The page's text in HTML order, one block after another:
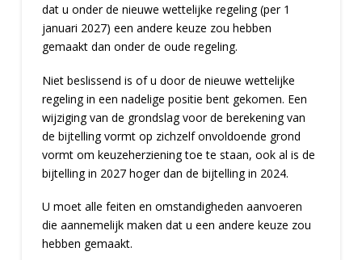
dat u onder de nieuwe wettelijke regeling (per 1
januari 2027) een andere keuze zou hebben
gemaakt dan onder de oude regeling.
Niet beslissend is of u door de nieuwe wettelijke
regeling in een nadelige positie bent gekomen. Een
wijziging van de grondslag voor de berekening van
de bijtelling vormt op zichzelf onvoldoende grond
vormt om keuzeherziening toe te staan, ook al is de
bijtelling in 2027 hoger dan de bijtelling in 2024.
U moet alle feiten en omstandigheden aanvoeren
die aannemelijk maken dat u een andere keuze zou
hebben gemaakt.